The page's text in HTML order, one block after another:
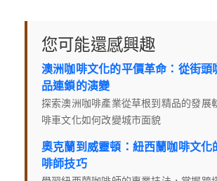
您可能還感興趣
澳洲咖啡文化的平價革命：從街頭
品連鎖的演變
探索澳洲咖啡產業從草根到精品的發展
啡車文化如何改變城市面貌
奧克蘭到威靈頓：紐西蘭咖啡文化
啡師技巧